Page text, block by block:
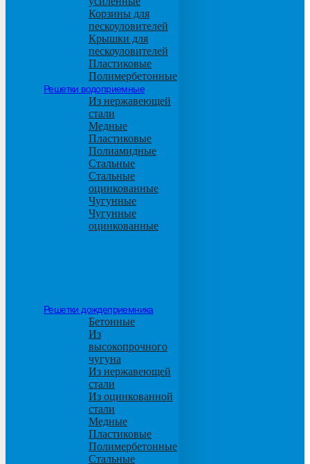
Корзины для
пескоуловителей
Крышки для
пескоуловителей
Пластиковые
Полимербетонные
Решетки водоприемные
Из нержавеющей
стали
Медные
Пластиковые
Полиамидные
Стальные
Стальные
оцинкованные
Чугунные
Чугунные
оцинкованные
Решетки дождеприемника
Бетонные
Из
высокопрочного
чугуна
Из нержавеющей
стали
Из оцинкованной
стали
Медные
Пластиковые
Полимербетонные
Стальные